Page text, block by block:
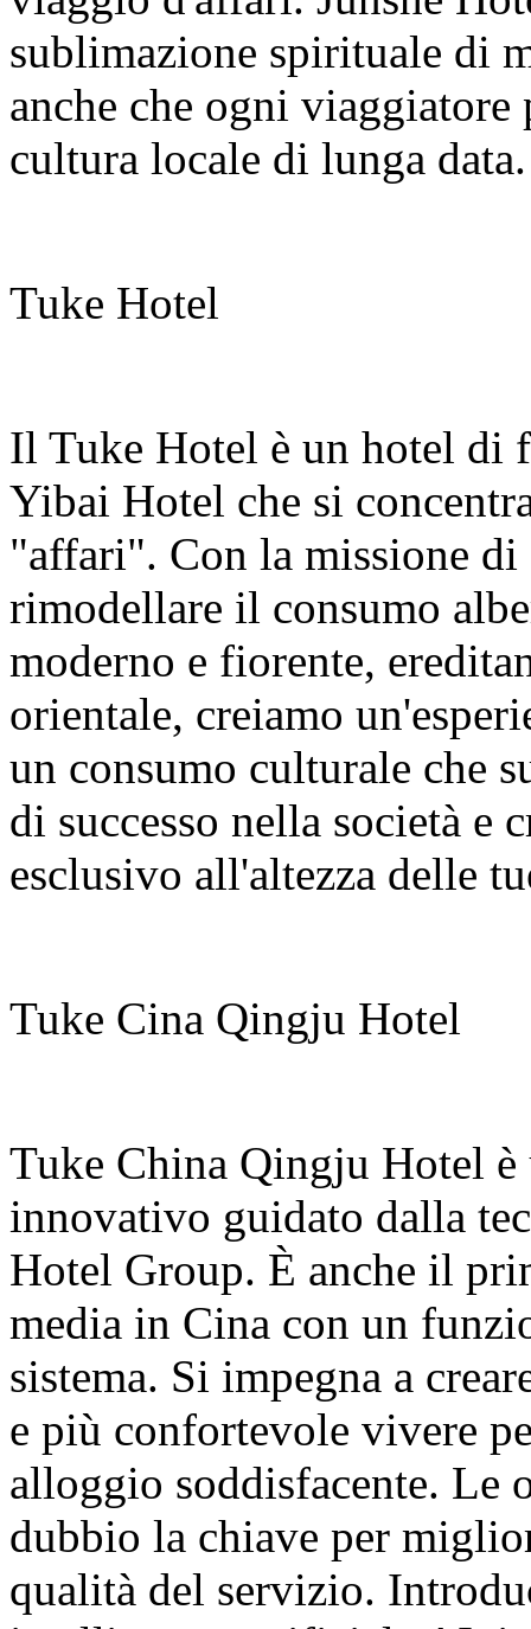
sublimazione spirituale di
anche che ogni viaggiatore
cultura locale di lunga data.
Tuke Hotel
Il Tuke Hotel è un hotel di
Yibai Hotel che si
"affari". Con la missione di
rimodellare il consumo
moderno e fiorente,
orientale, creiamo
un consumo culturale che
di successo nella società e
esclusivo all'altezza delle
Tuke Cina Qingju Hotel
Tuke China Qingju Hotel
innovativo guidato dalla
Hotel Group. È anche il
media in Cina con un
sistema. Si impegna a
e più confortevole vivere
alloggio soddisfacente. Le
dubbio la chiave per
qualità del servizio.